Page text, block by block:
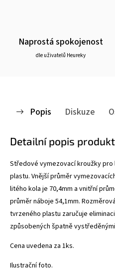
Naprostá spokojenost
dle uživatelů Heureky
Popis Diskuze
Detailní popis
Středové vymezovací kroužky
plastu. Vnější průměr
litého kola je 70,4mm a vnitřní
průměr náboje 54,1mm.
tvrzeného plastu zaručuje
způsobených špatně
Cena uvedena za 1ks.
Ilustrační foto.